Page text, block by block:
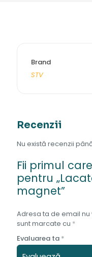
Brand
STV
Recenzii
Nu există recenzii
Fii primul
pentru
magnet”
Adresa ta de email nu
sunt marcate cu *
Evaluarea ta *